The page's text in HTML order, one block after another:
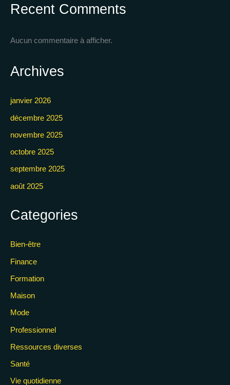
Recent Comments
Aucun commentaire à afficher.
Archives
janvier 2026
décembre 2025
novembre 2025
octobre 2025
septembre 2025
août 2025
Categories
Bien-être
Finance
Formation
Maison
Mode
Professionnel
Ressources diverses
Santé
Vie quotidienne